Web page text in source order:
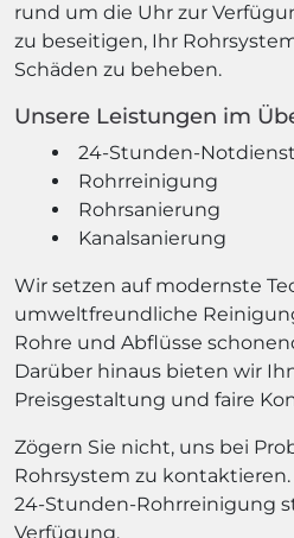
rund um die Uhr zur
zu beseitigen, Ihr
Schäden zu beheben.
Unsere Leistungen im
24-Stunden-Notdienst
Rohrreinigung
Rohrsanierung
Kanalsanierung
Wir setzen auf modernste
umweltfreundliche
Rohre und Abflüsse
Darüber hinaus bieten wir
Preisgestaltung und faire
Zögern Sie nicht, uns bei
Rohrsystem zu kontaktieren.
24-Stunden-Rohrreinigung
Verfügung.